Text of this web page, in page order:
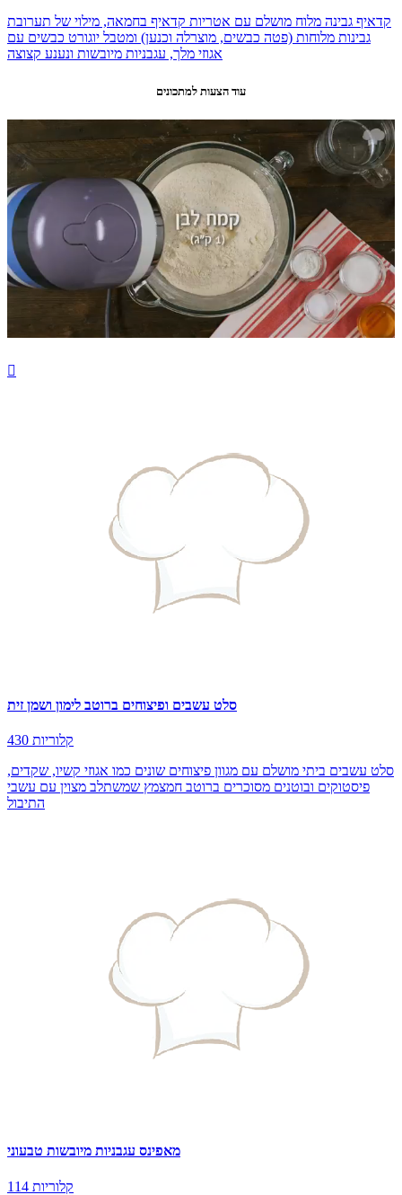
קדאיף גבינה מלוח מושלם עם אטריות קדאיף בחמאה, מילוי של תערובת
גבינות מלוחות (פטה כבשים, מוצרלה וכנען) ומטבל יוגורט כבשים עם
אגוזי מלך, עגבניות מיובשות ונענע קצוצה
עוד הצעות למתכונים

סלט עשבים ופיצוחים ברוטב לימון ושמן זית
430 קלוריות
סלט עשבים ביתי מושלם עם מגוון פיצוחים שונים כמו אגוזי קשיו, שקדים,
פיסטוקים ובוטנים מסוכרים ברוטב חמצמץ שמשתלב מצוין עם עשבי
התיבול
מאפינס עגבניות מיובשות טבעוני
114 קלוריות